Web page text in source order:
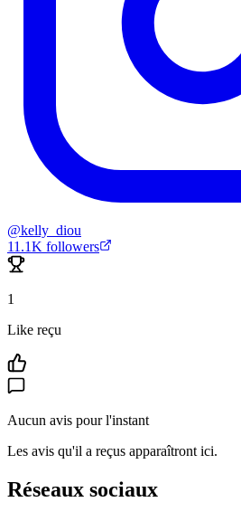
@kelly_diou
11.1K followers
1
Like reçu
Aucun avis pour l'instant
Les avis qu'il a reçus apparaîtront ici.
Réseaux sociaux